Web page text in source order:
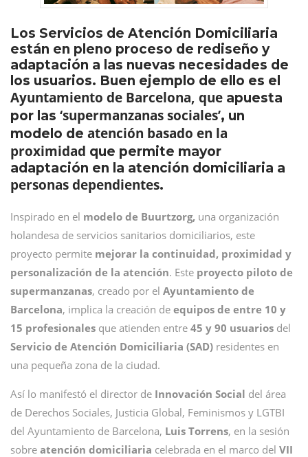
Los Servicios de Atención Domiciliaria
están en pleno proceso de rediseño y
adaptación a las nuevas necesidades de
los usuarios. Buen ejemplo de ello es el
Ayuntamiento de Barcelona, que apuesta
por las ‘supermanzanas sociales’, un
modelo de atención basado en la
proximidad que permite mayor
adaptación en la atención domiciliaria a
personas dependientes.
Inspirado en el modelo de Buurtzorg, una organización
holandesa de servicios sanitarios domiciliarios, este
proyecto permite mejorar la continuidad, proximidad y
personalización de la atención. Este proyecto piloto de
supermanzanas, creado por el Ayuntamiento de
Barcelona, implica la creación de equipos de entre 10 y
15 profesionales que atienden entre 45 y 90 usuarios del
Servicio de Atención Domiciliaria (SAD) residentes en
una pequeña zona de la ciudad.
Así lo manifestó el director de Innovación Social del área
de Derechos Sociales, Justicia Global, Feminismos y LGTBI
del Ayuntamiento de Barcelona, Luis Torrens, en la sesión
sobre atención domiciliaria celebrada en el marco del VII